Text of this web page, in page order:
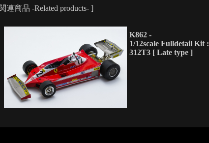
連商品 -Related products- ]
K862 -
1/12scale Fulldetail Kit :
312T3 [ Late type ]